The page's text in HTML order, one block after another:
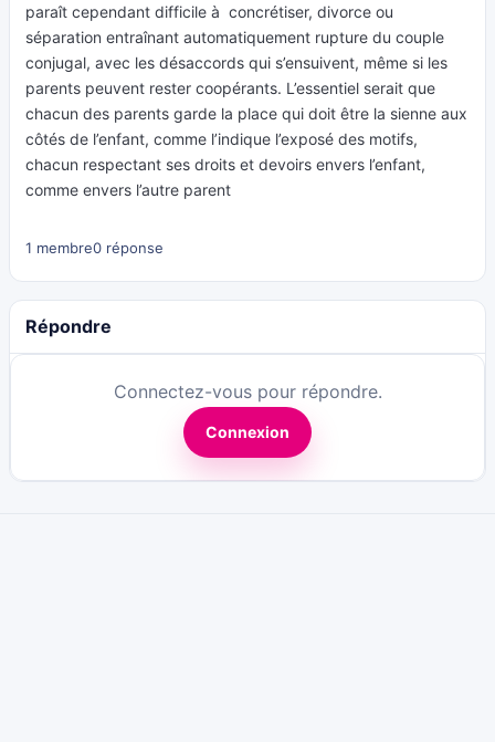
paraît cependant difficile à concrétiser, divorce ou
séparation entraînant automatiquement rupture du couple
conjugal, avec les désaccords qui s’ensuivent, même si les
parents peuvent rester coopérants. L’essentiel serait que
chacun des parents garde la place qui doit être la sienne aux
côtés de l’enfant, comme l’indique l’exposé des motifs,
chacun respectant ses droits et devoirs envers l’enfant,
comme envers l’autre parent
1 membre0 réponse
Répondre
Connectez-vous pour répondre.
Connexion